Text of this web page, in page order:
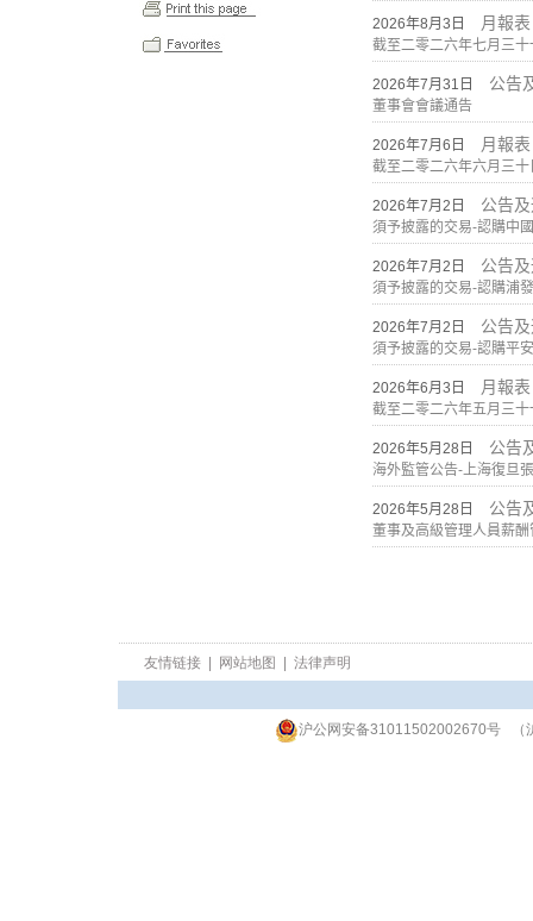
友情链接 网站地图 法律声明
沪公网安备31011502002670号（